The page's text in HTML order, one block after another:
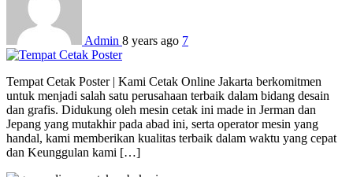
Admin 8 years ago 7
Tempat Cetak Poster | Kami Cetak Online Jakarta berkomitmen
untuk menjadi salah satu perusahaan terbaik dalam bidang desain
dan grafis. Didukung oleh mesin cetak ini made in Jerman dan
Jepang yang mutakhir pada abad ini, serta operator mesin yang
handal, kami memberikan kualitas terbaik dalam waktu yang cepat
dan Keunggulan kami […]